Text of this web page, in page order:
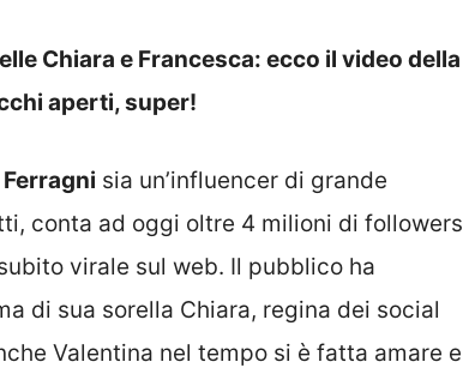
Chiara e Francesca: ecco il video della
aperti, super!
sia un’influencer di grande
conta ad oggi oltre 4 milioni di followers
virale sul web. Il pubblico ha
di sua sorella Chiara, regina dei social
Valentina nel tempo si è fatta amare e